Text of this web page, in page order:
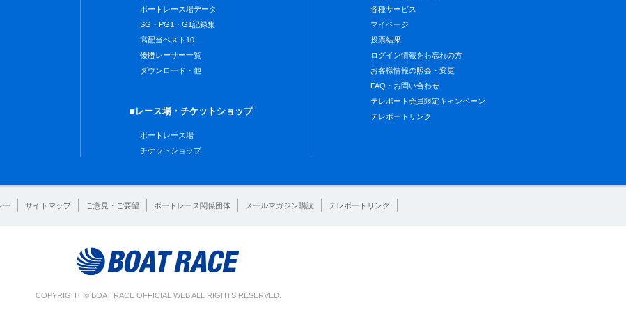
ボートレース場データ
SG・PG1・G1記録集
高配当ベスト10
優勝レーサー一覧
ダウンロード・他
■レース場・チケットショップ
ボートレース場
チケットショップ
各種サービス
マイページ
投票結果
ログイン情報をお忘れの方
お客様情報の照会・変更
FAQ・お問い合わせ
テレボート会員限定キャンペーン
テレボートリンク
ー サイトマップ ご意見・ご要望 ボートレース関係団体 メールマガジン購読 テレボートリンク
COPYRIGHT © BOAT RACE OFFICIAL WEB ALL RIGHTS RESERVED.